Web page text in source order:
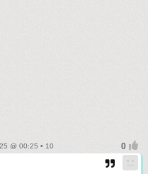
@ 00:25 • 10